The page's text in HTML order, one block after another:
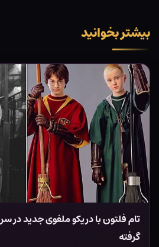
بیشتر بخوانید
تام فلتون با دریکو ملفوی جدید در
گرفته